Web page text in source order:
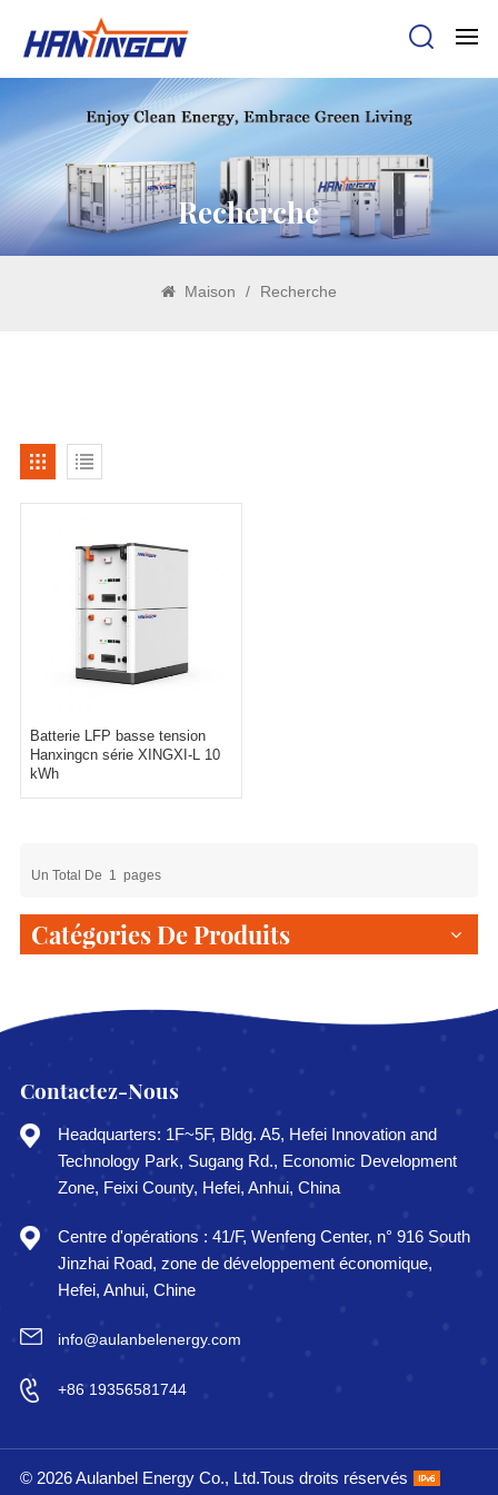
Recherche
Maison / Recherche
Batterie LFP basse tension
Hanxingcn série XINGXI-L 10
kWh
Un Total De 1 Pages
Catégories De Produits
Contactez-Nous
Headquarters: 1F~5F, Bldg. A5, Hefei Innovation and
Technology Park, Sugang Rd., Economic Development
Zone, Feixi County, Hefei, Anhui, China
Centre d'opérations : 41/F, Wenfeng Center, n° 916 South
Jinzhai Road, zone de développement économique,
Hefei, Anhui, Chine
info@aulanbelenergy.com
+86 19356581744
© 2026 Aulanbel Energy Co., Ltd.Tous droits réservés